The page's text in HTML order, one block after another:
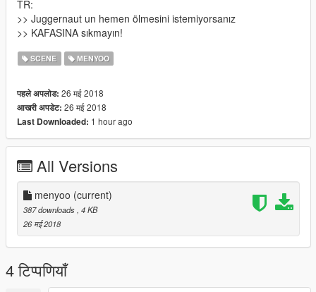
TR:
>> Juggernaut un hemen ölmesini istemiyorsanız
>> KAFASINA sıkmayın!
SCENE MENYOO
पहले अपलोड: 26 मई 2018
आखरी अपडेट: 26 मई 2018
Last Downloaded: 1 hour ago
All Versions
menyoo (current)
387 downloads , 4 KB
26 मई 2018
4 टिप्पणियाँ